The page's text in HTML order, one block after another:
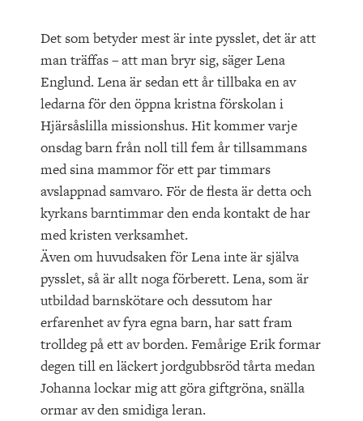
Det som betyder mest är inte pysslet, det är att
man träffas – att man bryr sig, säger Lena
Englund. Lena är sedan ett år tillbaka en av
ledarna för den öppna kristna förskolan i
Hjärsåslilla missionshus. Hit kommer varje
onsdag barn från noll till fem år tillsammans
med sina mammor för ett par timmars
avslappnad samvaro. För de flesta är detta och
kyrkans barntimmar den enda kontakt de har
med kristen verksamhet.
Även om huvudsaken för Lena inte är själva
pysslet, så är allt noga förberett. Lena, som är
utbildad barnskötare och dessutom har
erfarenhet av fyra egna barn, har satt fram
trolldeg på ett av borden. Femårige Erik formar
degen till en läckert jordgubbsröd tårta medan
Johanna lockar mig att göra giftgröna, snälla
ormar av den smidiga leran.